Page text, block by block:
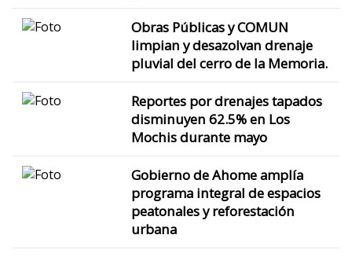
Obras Públicas y COMUN
limpian y desazolvan drenaje
pluvial del cerro de la Memoria.
Reportes por drenajes tapados
disminuyen 62.5% en Los
Mochis durante mayo
Gobierno de Ahome amplía
programa integral de espacios
peatonales y reforestación
urbana